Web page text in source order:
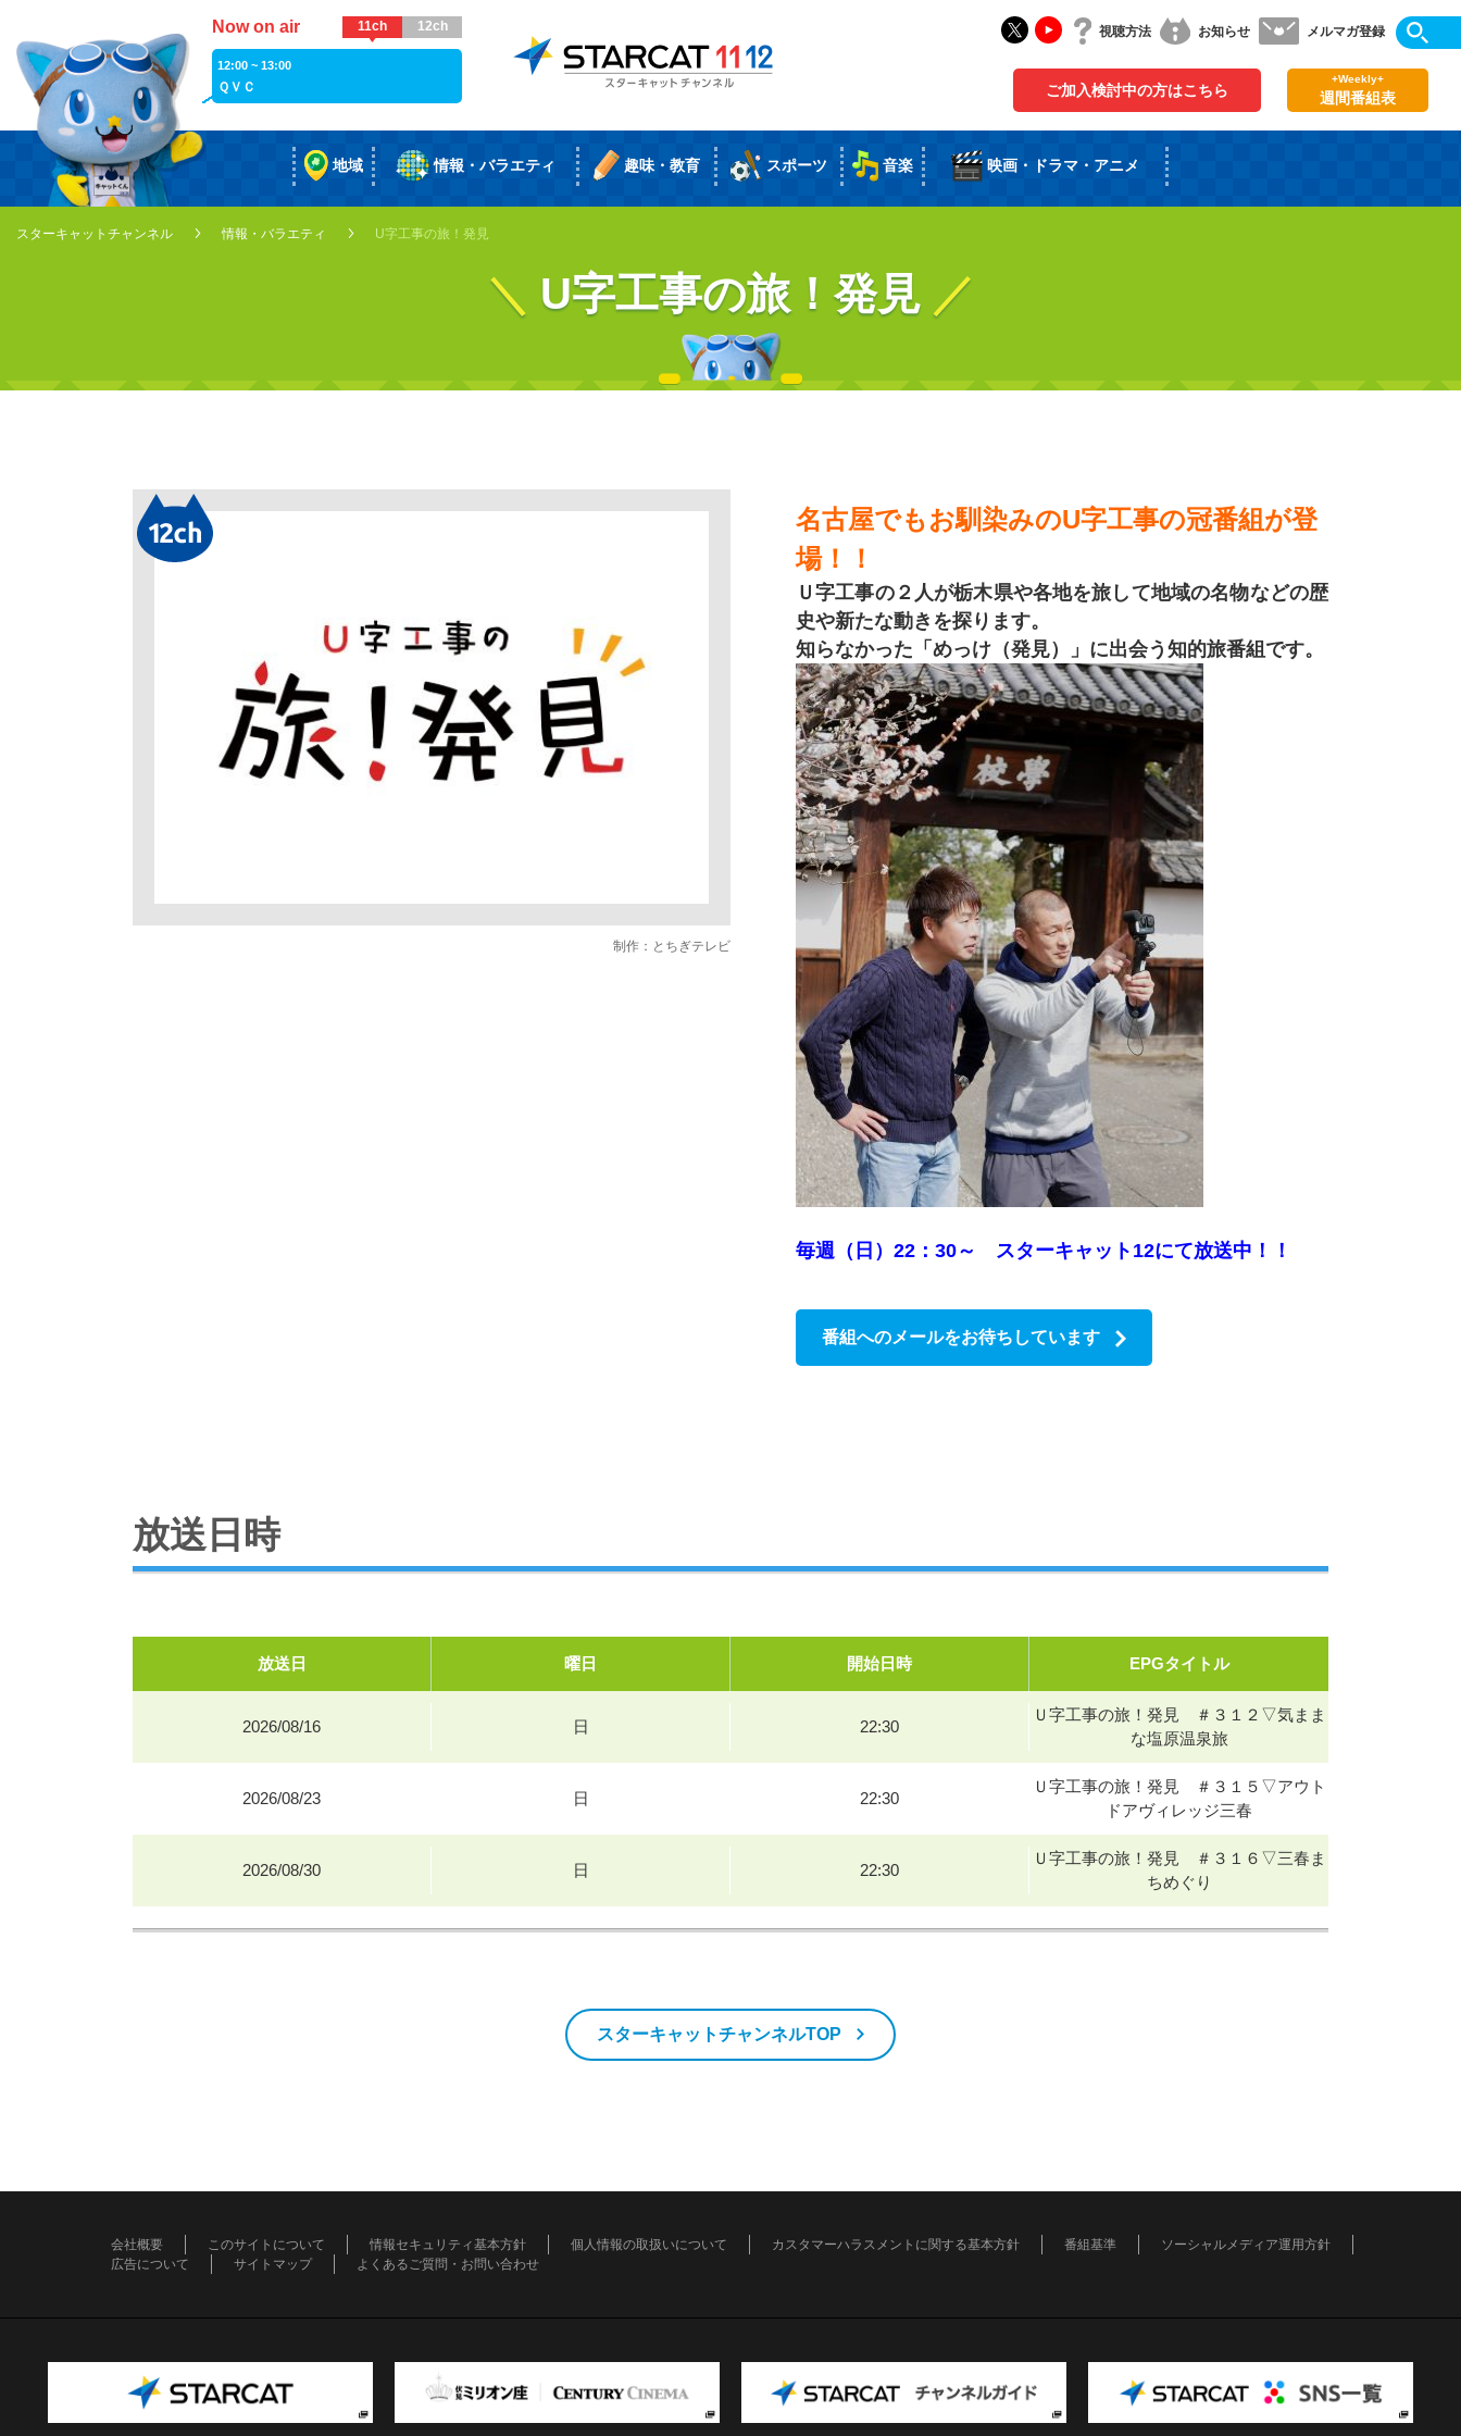
Now on air 11ch 12ch
12:00 ~ 13:00
ＱＶＣ
視聴方法 お知らせ メルマガ登録
ご加入検討中の方はこちら
+Weekly+
週間番組表
地域 情報・バラエティ 趣味・教育 スポーツ 音楽 映画・ドラマ・アニメ
スターキャットチャンネル 情報・バラエティ U字工事の旅！発見
U字工事の旅！発見
制作：とちぎテレビ
名古屋でもお馴染みのU字工事の冠番組が登
場！！
Ｕ字工事の２人が栃木県や各地を旅して地域の名物などの歴
史や新たな動きを探ります。
知らなかった「めっけ（発見）」に出会う知的旅番組です。
毎週（日）22：30～ スターキャット12にて放送中！！
番組へのメールをお待ちしています
放送日時
放送日 曜日 開始日時 EPGタイトル
2026/08/16 日 22:30
Ｕ字工事の旅！発見 ＃３１２▽気まま
な塩原温泉旅
2026/08/23 日 22:30
Ｕ字工事の旅！発見 ＃３１５▽アウト
ドアヴィレッジ三春
2026/08/30 日 22:30
Ｕ字工事の旅！発見 ＃３１６▽三春ま
ちめぐり
スターキャットチャンネルTOP
会社概要 このサイトについて 情報セキュリティ基本方針 個人情報の取扱いについて カスタマーハラスメントに関する基本方針 番組基準
ソーシャルメディア運用方針
広告について
サイトマップ よくあるご質問・お問い合わせ